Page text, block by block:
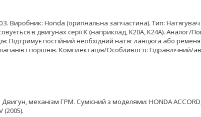
. Виробник: Honda (оригінальна запчастина).Тип:
в двигунах серіїK (наприклад, K20A, K24A). Аналог/
Підтримує постійний необхідний натяг ланцюга або
і поршнів. Комплектація/Особливості: Гідравлічний/
Двигун, механізм ГРМ. Сумісний з моделями: HONDA ACCORD
(2005).